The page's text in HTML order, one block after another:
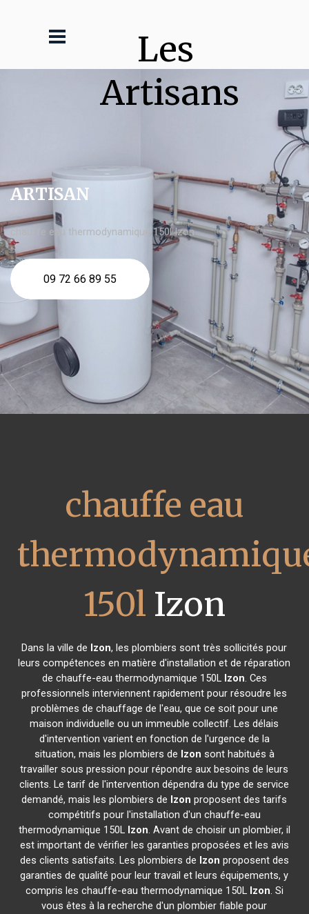
Les
Artisans
ARTISAN
chauffe eau thermodynamique 150l Izon
09 72 66 89 55
chauffe eau
150l Izon
Dans la ville de Izon, les plombiers sont très sollicités pour
leurs compétences en matière d'installation et de réparation
de chauffe-eau thermodynamique 150L Izon. Ces
professionnels interviennent rapidement pour résoudre les
problèmes de chauffage de l'eau, que ce soit pour une
maison individuelle ou un immeuble collectif. Les délais
d'intervention varient en fonction de l'urgence de la
situation, mais les plombiers de Izon sont habitués à
travailler sous pression pour répondre aux besoins de leurs
clients. Le tarif de l'intervention dépendra du type de service
demandé, mais les plombiers de Izon proposent des tarifs
compétitifs pour l'installation d'un chauffe-eau
thermodynamique 150L Izon. Avant de choisir un plombier, il
est important de vérifier les garanties proposées et les avis
des clients satisfaits. Les plombiers de Izon proposent des
garanties de qualité pour leur travail et leurs équipements, y
compris les chauffe-eau thermodynamique 150L Izon. Si
vous êtes à la recherche d'un plombier fiable pour